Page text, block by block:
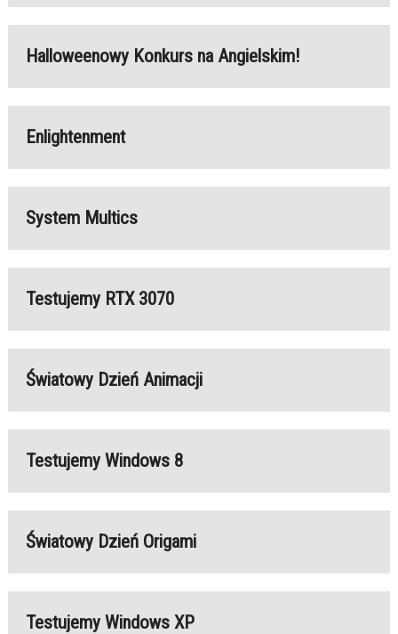
Halloweenowy Konkurs na Angielskim!
Enlightenment
System Multics
Testujemy RTX 3070
Światowy Dzień Animacji
Testujemy Windows 8
Światowy Dzień Origami
Testujemy Windows XP